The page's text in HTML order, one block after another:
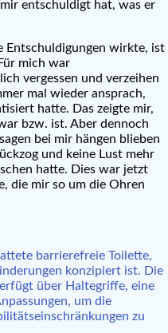
entschuldigt hat, was er
Entschuldigungen wirkte, ist
mich war
vergessen und verzeihen
mal wieder ansprach,
hatte. Das zeigte mir,
bzw. ist. Aber dennoch
bei mir hängen blieben
und keine Lust mehr
hatte. Dies war jetzt
die mir so um die Ohren